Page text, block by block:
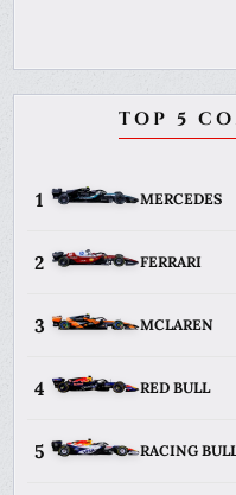
TOP 5
1 MERCEDES
2 FERRARI
3 MCLAREN
4 RED BULL
5 RACING